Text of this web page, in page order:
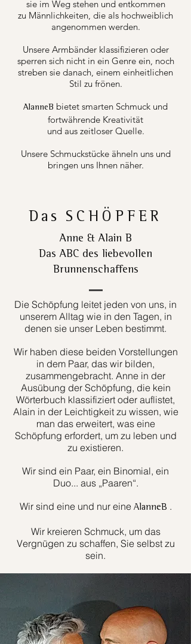
sie im Weg stehen und entkommen
zu Männlichkeiten, die als hochweiblich
angenommen werden.
Unsere Armbänder klassifizieren oder
sperren sich nicht in ein Genre ein, noch
streben sie danach, einem einheitlichen
Stil zu frönen.
AlanneB bietet smarten Schmuck und
fortwährende Kreativität
und aus zeitloser Quelle.
Unsere Schmuckstücke ähneln uns und
bringen uns Ihnen näher.
Das SCHÖPFER
Anne & Alain B
Das ABC des liebevollen
Brunnenschaffens
Die Schöpfung leitet jeden von uns, in
unserem Alltag wie in den Tagen, in
denen sie unser Leben bestimmt.
Wir haben diese beiden Vorstellungen
in dem Paar, das wir bilden,
zusammengebracht. Anne in der
Ausübung der Schöpfung, die kein
Wörterbuch klassifiziert oder auflistet,
Alain in der Leichtigkeit zu wissen, wie
man das erweitert, was eine
Schöpfung erfordert, um zu leben und
zu existieren.
Wir sind ein Paar, ein Binomial, ein
Duo... aus „Paaren“.
Wir sind eine und nur eine AlanneB .
Wir kreieren Schmuck, um das
Vergnügen zu schaffen, Sie selbst zu
sein.